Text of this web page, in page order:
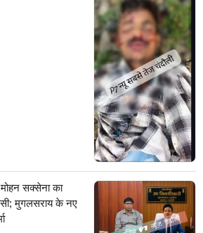
सक्सेना का
मुगलसराय के नए